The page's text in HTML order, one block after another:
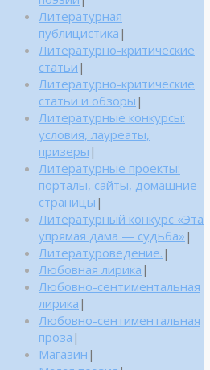
Литературная
публицистика |
Литературно-критические
статьи |
Литературно-критические
статьи и обзоры |
Литературные конкурсы:
условия, лауреаты,
призеры |
Литературные проекты:
порталы, сайты, домашние
страницы |
Литературный конкурс «Эта
упрямая дама — судьба» |
Литературоведение. |
Любовная лирика |
Любовно-сентиментальная
лирика |
Любовно-сентиментальная
проза |
Магазин |